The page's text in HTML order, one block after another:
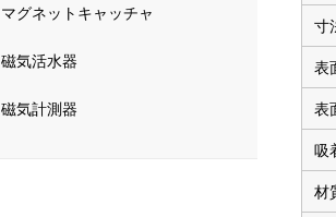
マグネットキャッチャ
磁気活水器
磁気計測器
寸
表
表
吸
材